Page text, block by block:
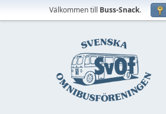
Välkommen till Buss-Snack.